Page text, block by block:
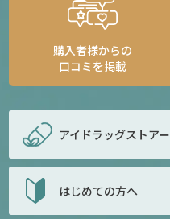
購入者様からの
口コミを掲載
アイドラッグストアー
はじめての方へ